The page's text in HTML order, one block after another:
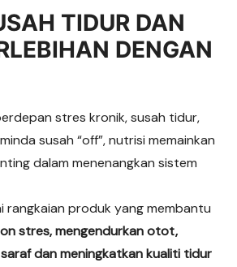
TIDUR DAN
DENGAN
stres kronik, susah tidur,
susah “off”, nutrisi memainkan
dalam menenangkan sistem
rangkaian produk yang membantu
stres, mengendurkan otot,
dan meningkatkan kualiti tidur